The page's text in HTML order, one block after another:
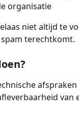
organisatie
niet altijd te
terechtkomt.
van